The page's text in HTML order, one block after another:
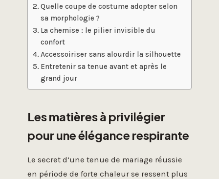
Quelle coupe de costume adopter selon
sa morphologie ?
La chemise : le pilier invisible du
confort
Accessoiriser sans alourdir la silhouette
Entretenir sa tenue avant et après le
grand jour
Les matières à privilégier
pour une élégance respirante
Le secret d’une tenue de mariage réussie
en période de forte chaleur se ressent plus